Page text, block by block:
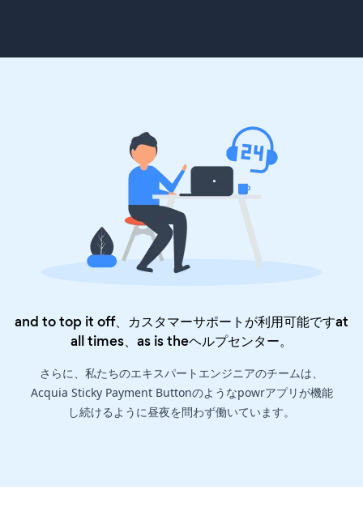
and to top it off、カスタマーサポートが利用可能ですat
all times、as is theヘルプセンター。
さらに、私たちのエキスパートエンジニアのチームは、
Acquia Sticky Payment Buttonのようなpowrアプリが機能
し続けるように昼夜を問わず働いています。